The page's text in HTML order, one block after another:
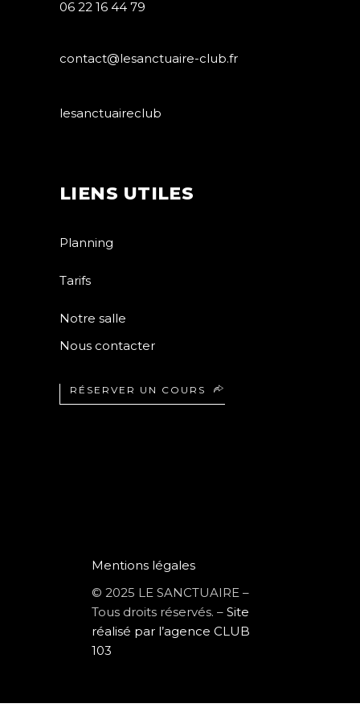
06 22 16 44 79
contact@lesanctuaire-club.fr
lesanctuaireclub
LIENS UTILES
Planning
Tarifs
Notre salle
Nous contacter
RÉSERVER UN COURS
Mentions légales
© 2025 LE SANCTUAIRE –
Tous droits réservés. – Site
réalisé par l’agence CLUB
103